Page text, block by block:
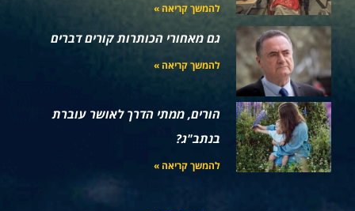
להמשך קריאה »
גם מאחורי הכותרות קורים דברים
להמשך קריאה »
הורים, ממתי הדרך לאושר עוברת
בנתב"ג?
להמשך קריאה »